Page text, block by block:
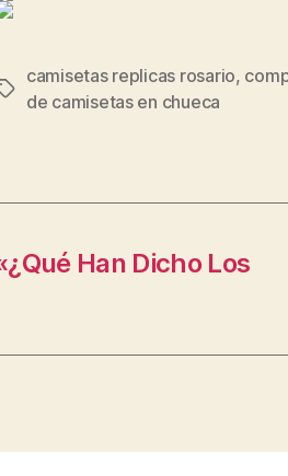
camisetas replicas rosario,
de camisetas en chueca
Han Dicho Los